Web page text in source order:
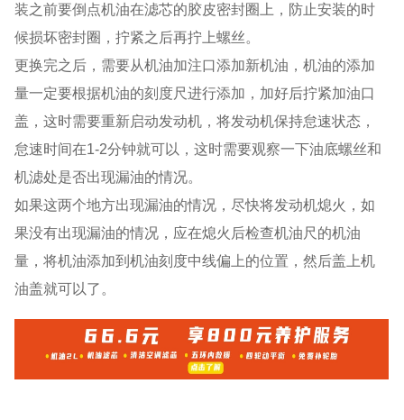
装之前要倒点机油在滤芯的胶皮密封圈上，防止安装的时
候损坏密封圈，拧紧之后再拧上螺丝。
更换完之后，需要从机油加注口添加新机油，机油的添加
量一定要根据机油的刻度尺进行添加，加好后拧紧加油口
盖，这时需要重新启动发动机，将发动机保持怠速状态，
怠速时间在1-2分钟就可以，这时需要观察一下油底螺丝和
机滤处是否出现漏油的情况。
如果这两个地方出现漏油的情况，尽快将发动机熄火，如
果没有出现漏油的情况，应在熄火后检查机油尺的机油
量，将机油添加到机油刻度中线偏上的位置，然后盖上机
油盖就可以了。